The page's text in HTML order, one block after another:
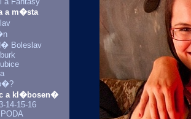
a m�sta
Boleslav
a kl�bosen�
14-15-16